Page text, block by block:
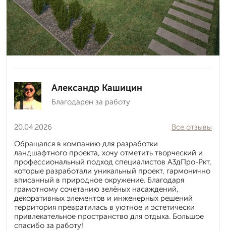
Александр Кашицин
Благодарен за работу
20.04.2026
Все отзывы
Обращался в компанию для разработки
ландшафтного проекта, хочу отметить творческий и
профессиональный подход специалистов А3дПро-Ркт,
которые разработали уникальный проект, гармонично
вписанный в природное окружение. Благодаря
грамотному сочетанию зелёных насаждений,
декоративных элементов и инженерных решений
территория превратилась в уютное и эстетически
привлекательное пространство для отдыха. Большое
спасибо за работу!